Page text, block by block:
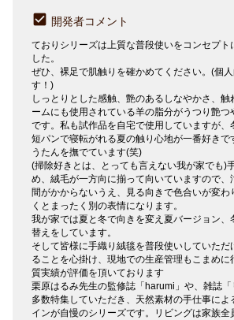
開発者コメント
ておりシリーズは上質な普段使いをコンセプト
した。
ぜひ、裸足で肌触りを確かめてください。(個
す！)
しっとりとした感触、艶のあるしなやかさ、触
ームにも使用されている羊の脂分がうつり艶つ
です。私も試作品を自宅で使用していますが、
短パンで寝転がれる夏の触り心地が一番好きで
うたんを撫でています(笑)
(掃除好きとは、とっても言えない我が家でも)
め、絨毛が一方向に揃って向いていますので、
間がかからないうえ、見る向きで色合いが変わ
くとまったく別の表情になります。
我が家では夏と冬で向きを変え夏バージョン、
替えをしています。
そして皆様に手織り絨毯を普段使いしていただ
ることを心掛け、現地での生産管理もこまめに
質実績が評価を頂いております
栗原はるみ先生の監修誌「harumi」や、雑誌「
多数特集していただき、天然素材の手仕事によ
インが自慢のシリーズです。リビングは家族全